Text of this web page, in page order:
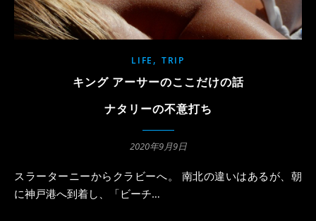
LIFE , TRIP
キング アーサーのここだけの話
ナタリーの不意打ち
2020年9月9日
スラーターニーからクラビーへ。 南北の違いはあるが、朝
に神戸港へ到着し、「ビーチ…